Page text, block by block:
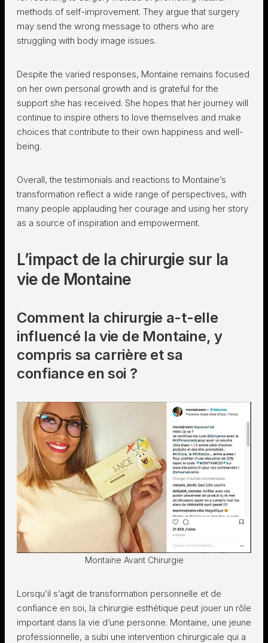
methods of self-improvement. They argue that surgery
may send the wrong message to others who are
struggling with body image issues.
Despite the varied responses, Montaine remains focused
on her own personal growth and is grateful for the
support she has received. She hopes that her journey will
continue to inspire others to love themselves and make
choices that contribute to their own happiness and well-
being.
Overall, the testimonials and reactions to Montaine’s
transformation reflect a wide range of perspectives, with
many people applauding her courage and using her story
as a source of inspiration and empowerment.
L’impact de la chirurgie sur la
vie de Montaine
Comment la chirurgie a-t-elle
influencé la vie de Montaine, y
compris sa carrière et sa
confiance en soi ?
Montaine Avant Chirurgie
Lorsqu’il s’agit de transformation personnelle et de
confiance en soi, la chirurgie esthétique peut jouer un rôle
important dans la vie d’une personne. Montaine, une jeune
professionnelle, a subi une intervention chirurgicale qui a